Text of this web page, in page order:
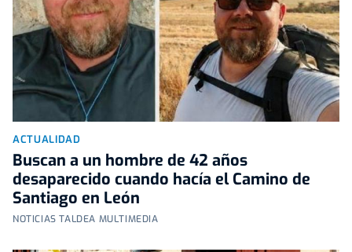
ACTUALIDAD
Buscan a un hombre de 42 años
desaparecido cuando hacía el Camino de
Santiago en León
NOTICIAS TALDEA MULTIMEDIA